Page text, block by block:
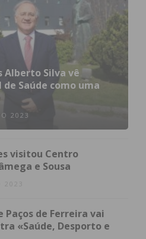
newsletter do
por e-mail e
regular a informação
com ostermos e
Alberto Silva vê
de Saúde como uma
2023
visitou Centro
e Sousa
2023
Paços de Ferreira vai
«Saúde, Desporto e